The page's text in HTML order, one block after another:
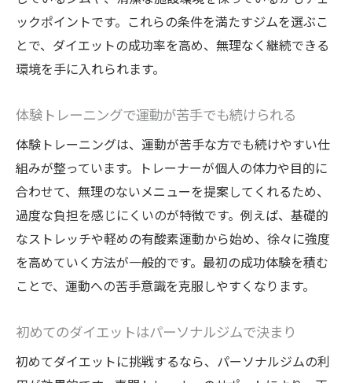
ックポイントです。これらの条件を満たすジムを選ぶこ
とで、ダイエットの成功率を高め、無理なく継続できる
環境を手に入れられます。
体験トレーニングで運動が苦手でも続けられる
体験トレーニングは、運動が苦手な方でも続けやすい仕
組みが整っています。トレーナーが個人の体力や目的に
合わせて、無理のないメニューを提案してくれるため、
過度な負担を感じにくいのが特徴です。例えば、基礎的
なストレッチや軽めの有酸素運動から始め、徐々に強度
を高めていく方法が一般的です。最初の成功体験を積む
ことで、運動への苦手意識を克服しやすくなります。
初めてのダイエットはパーソナルジムで決まり
初めてダイエットに挑戦するなら、パーソナルジムの利